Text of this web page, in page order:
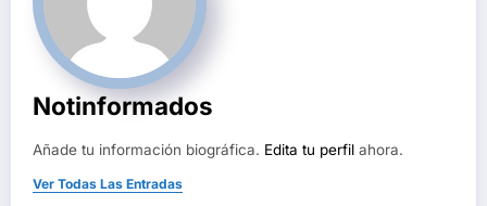
Notinformados
Añade tu información biográfica. Edita tu perfil ahora.
Ver Todas Las Entradas